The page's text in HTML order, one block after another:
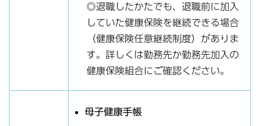
◎退職したかたでも、退職前に加入
していた健康保険を継続できる場合
（健康保険任意継続制度）がありま
す。詳しくは勤務先か勤務先加入の
健康保険組合にご確認ください。
母子健康手帳